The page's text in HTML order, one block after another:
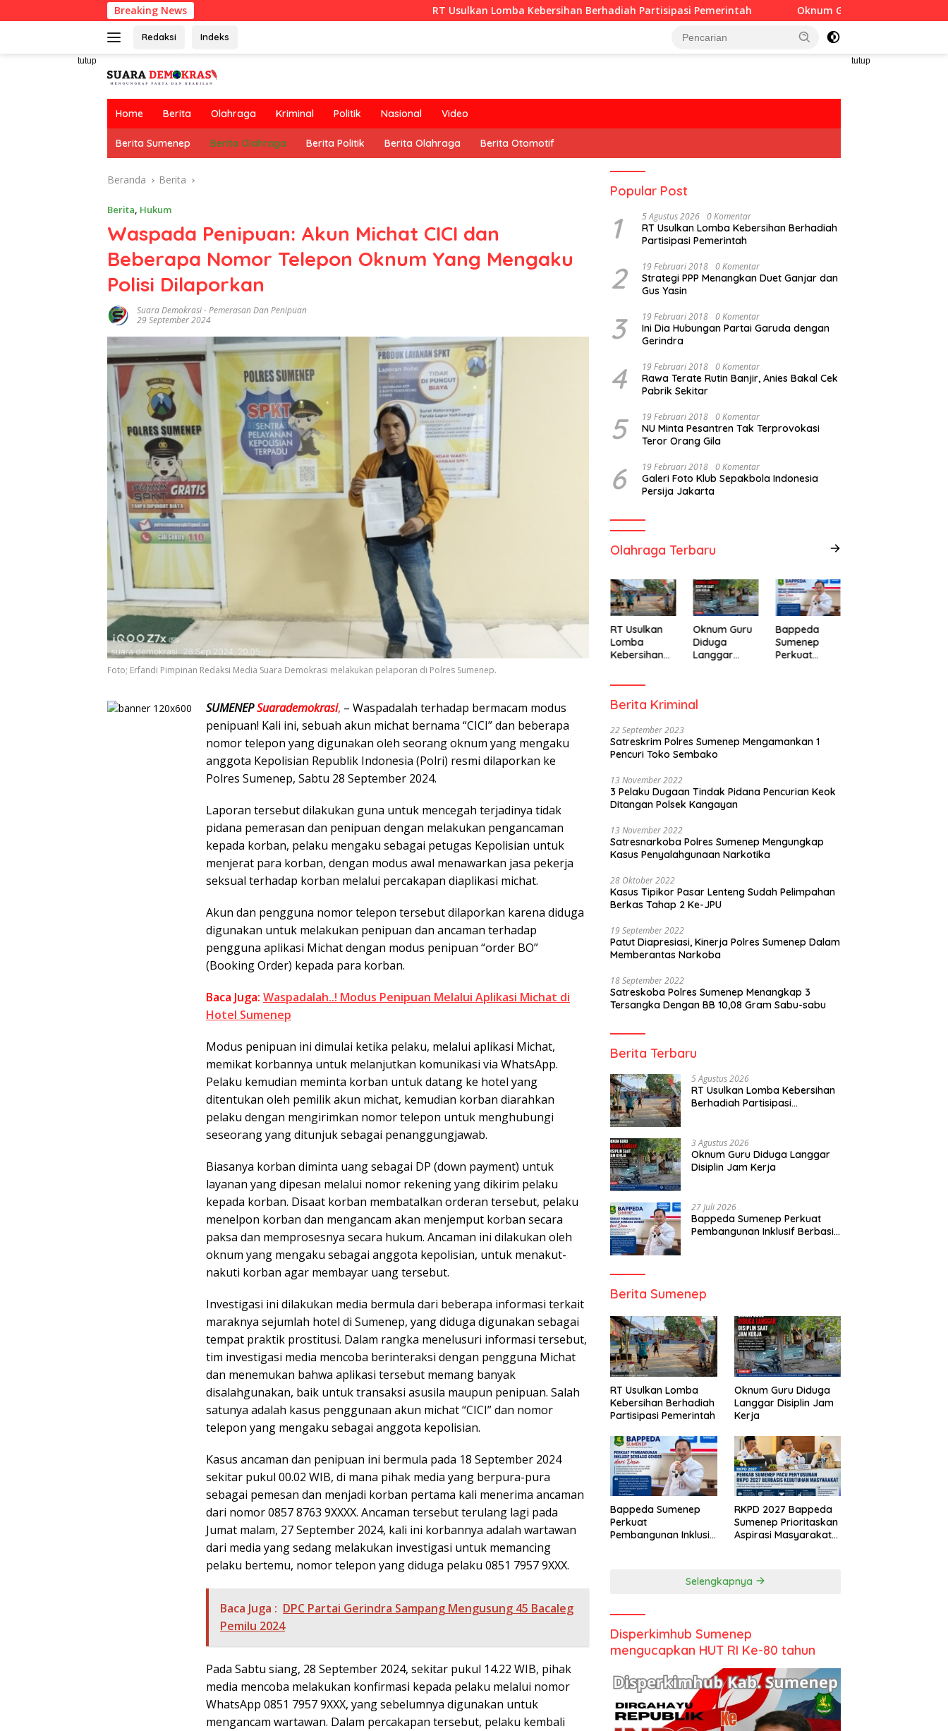
ke
Breaking News RT Usulkan Lomba Kebersihan Berhadiah Partisipasi Pemerintah Oknum Guru Diduga Langgar Disiplin Jam
Redaksi Indeks
tutup tutup
Home Berita Olahraga Kriminal Politik Nasional Video
Berita Sumenep Berita Olahraga Berita Politik Berita Olahraga Berita Otomotif
Beranda Berita
Berita, Hukum
Waspada Penipuan: Akun Michat CICI dan
Beberapa Nomor Telepon Oknum Yang Mengaku
Polisi Dilaporkan
Suara Demokrasi-Pemerasan Dan Penipuan
29 September 2024
Foto; Erfandi Pimpinan Redaksi Media Suara Demokrasi melakukan pelaporan di Polres Sumenep.
SUMENEPSuarademokrasi, – Waspadalah terhadap bermacam modus
penipuan! Kali ini, sebuah akun michat bernama “CICI” dan beberapa
nomor telepon yang digunakan oleh seorang oknum yang mengaku
anggota Kepolisian Republik Indonesia (Polri) resmi dilaporkan ke
Polres Sumenep, Sabtu 28 September 2024.
Laporan tersebut dilakukan guna untuk mencegah terjadinya tidak
pidana pemerasan dan penipuan dengan melakukan pengancaman
kepada korban, pelaku mengaku sebagai petugas Kepolisian untuk
menjerat para korban, dengan modus awal menawarkan jasa pekerja
seksual terhadap korban melalui percakapan diaplikasi michat.
Akun dan pengguna nomor telepon tersebut dilaporkan karena diduga
digunakan untuk melakukan penipuan dan ancaman terhadap
pengguna aplikasi Michat dengan modus penipuan “order BO”
(Booking Order) kepada para korban.
Baca Juga: Waspadalah..! Modus Penipuan Melalui Aplikasi Michat di
Hotel Sumenep
Modus penipuan ini dimulai ketika pelaku, melalui aplikasi Michat,
memikat korbannya untuk melanjutkan komunikasi via WhatsApp.
Pelaku kemudian meminta korban untuk datang ke hotel yang
ditentukan oleh pemilik akun michat, kemudian korban diarahkan
pelaku dengan mengirimkan nomor telepon untuk menghubungi
seseorang yang ditunjuk sebagai penanggungjawab.
Biasanya korban diminta uang sebagai DP (down payment) untuk
layanan yang dipesan melalui nomor rekening yang dikirim pelaku
kepada korban. Disaat korban membatalkan orderan tersebut, pelaku
menelpon korban dan mengancam akan menjemput korban secara
paksa dan memprosesnya secara hukum. Ancaman ini dilakukan oleh
oknum yang mengaku sebagai anggota kepolisian, untuk menakut-
nakuti korban agar membayar uang tersebut.
Investigasi ini dilakukan media bermula dari beberapa informasi terkait
maraknya sejumlah hotel di Sumenep, yang diduga digunakan sebagai
tempat praktik prostitusi. Dalam rangka menelusuri informasi tersebut,
tim investigasi media mencoba berinteraksi dengan pengguna Michat
dan menemukan bahwa aplikasi tersebut memang banyak
disalahgunakan, baik untuk transaksi asusila maupun penipuan. Salah
satunya adalah kasus penggunaan akun michat “CICI” dan nomor
telepon yang mengaku sebagai anggota kepolisian.
Kasus ancaman dan penipuan ini bermula pada 18 September 2024
sekitar pukul 00.02 WIB, di mana pihak media yang berpura-pura
sebagai pemesan dan menjadi korban pertama kali menerima ancaman
dari nomor 0857 8763 9XXXX. Ancaman tersebut terulang lagi pada
Jumat malam, 27 September 2024, kali ini korbannya adalah wartawan
dari media yang sedang melakukan investigasi untuk memancing
pelaku bertemu, nomor telepon yang diduga pelaku 0851 7957 9XXX.
Baca Juga : DPC Partai Gerindra Sampang Mengusung 45 Bacaleg
Pemilu 2024
Pada Sabtu siang, 28 September 2024, sekitar pukul 14.22 WIB, pihak
media mencoba melakukan konfirmasi kepada pelaku melalui nomor
WhatsApp 0851 7957 9XXX, yang sebelumnya digunakan untuk
mengancam wartawan. Dalam percakapan tersebut, pelaku kembali
Popular Post
1 5 Agustus 2026 0 Komentar
RT Usulkan Lomba Kebersihan Berhadiah
Partisipasi Pemerintah
2 19 Februari 2018 0 Komentar
Strategi PPP Menangkan Duet Ganjar dan
Gus Yasin
3 19 Februari 2018 0 Komentar
Ini Dia Hubungan Partai Garuda dengan
Gerindra
4 19 Februari 2018 0 Komentar
Rawa Terate Rutin Banjir, Anies Bakal Cek
Pabrik Sekitar
5 19 Februari 2018 0 Komentar
NU Minta Pesantren Tak Terprovokasi
Teror Orang Gila
6 19 Februari 2018 0 Komentar
Galeri Foto Klub Sepakbola Indonesia
Persija Jakarta
Olahraga Terbaru
RT Usulkan
Lomba
Kebersihan
Oknum Guru
Diduga
Langgar
Bappeda
Sumenep
Perkuat
Berita Kriminal
22 September 2023
Satreskrim Polres Sumenep Mengamankan 1
Pencuri Toko Sembako
13 November 2022
3 Pelaku Dugaan Tindak Pidana Pencurian Keok
Ditangan Polsek Kangayan
13 November 2022
Satresnarkoba Polres Sumenep Mengungkap
Kasus Penyalahgunaan Narkotika
28 Oktober 2022
Kasus Tipikor Pasar Lenteng Sudah Pelimpahan
Berkas Tahap 2 Ke-JPU
19 September 2022
Patut Diapresiasi, Kinerja Polres Sumenep Dalam
Memberantas Narkoba
18 September 2022
Satreskoba Polres Sumenep Menangkap 3
Tersangka Dengan BB 10,08 Gram Sabu-sabu
Berita Terbaru
5 Agustus 2026
RT Usulkan Lomba Kebersihan
Berhadiah Partisipasi
3 Agustus 2026
Oknum Guru Diduga Langgar
Disiplin Jam Kerja
27 Juli 2026
Bappeda Sumenep Perkuat
Pembangunan Inklusif Berbasis
Berita Sumenep
RT Usulkan Lomba
Kebersihan Berhadiah
Partisipasi Pemerintah
Oknum Guru Diduga
Langgar Disiplin Jam
Kerja
Bappeda Sumenep
Perkuat
Pembangunan Inklusif
RKPD 2027 Bappeda
Sumenep Prioritaskan
Aspirasi Masyarakat
Selengkapnya
Disperkimhub Sumenep
mengucapkan HUT RI Ke-80 tahun